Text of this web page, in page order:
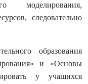
моделирования,
следовательно
образования
и «Основы
у учащихся